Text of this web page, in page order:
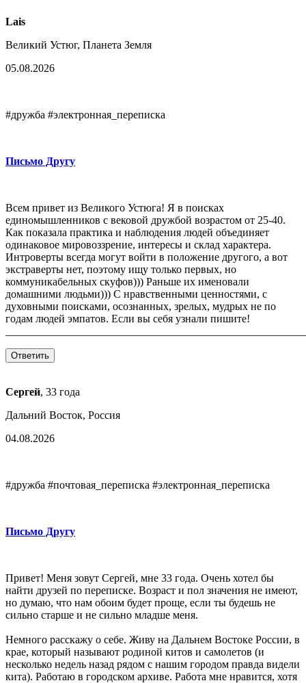
Lais
Великий Устюг, Планета Земля
05.08.2026
#дружба #электронная_переписка
Письмо Другу
Всем привет из Великого Устюга! Я в поисках
единомышленников с вековой дружбой возрастом от 25-40.
Как показала практика и наблюдения людей объединяет
одинаковое мировоззрение, интересы и склад характера.
Интроверты всегда могут войти в положение другого, а вот
экстраверты нет, поэтому ищу только первых, но
коммуникабельных скуфов))) Раньше их именовали
домашними людьми))) С нравственными ценностями, с
духовными поисками, осознанных, зрелых, мудрых не по
годам людей эмпатов. Если вы себя узнали пишите!
Сергей, 33 года
Дальний Восток, Россия
04.08.2026
#дружба #почтовая_переписка #электронная_переписка
Письмо Другу
Привет! Меня зовут Сергей, мне 33 года. Очень хотел бы
найти друзей по переписке. Возраст и пол значения не имеют,
но думаю, что нам обоим будет проще, если ты будешь не
сильно старше и не сильно младше меня.
Немного расскажу о себе. Живу на Дальнем Востоке России, в
крае, который называют родиной китов и самолетов (и
несколько недель назад рядом с нашим городом правда видели
кита). Работаю в городском архиве. Работа мне нравится, хотя